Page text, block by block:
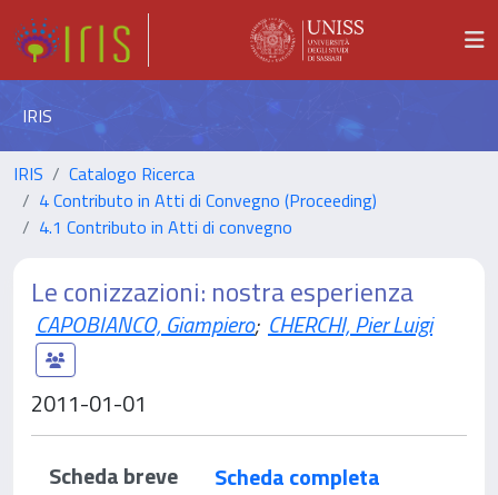
IRIS
IRIS
Catalogo Ricerca
4 Contributo in Atti di Convegno (Proceeding)
4.1 Contributo in Atti di convegno
Le conizzazioni: nostra esperienza
CAPOBIANCO, Giampiero; CHERCHI, Pier Luigi
2011-01-01
Scheda breve
Scheda completa